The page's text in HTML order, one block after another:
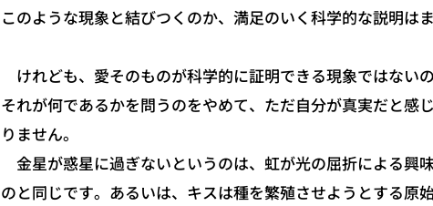
このような現象と結びつくのか、満足のいく科学的な説明は
けれども、愛そのものが科学的に証明できる現象ではない
それが何であるかを問うのをやめて、ただ自分が真実だと感
りません。
金星が惑星に過ぎないというのは、虹が光の屈折による興
のと同じです。あるいは、キスは種を繁殖させようとする原